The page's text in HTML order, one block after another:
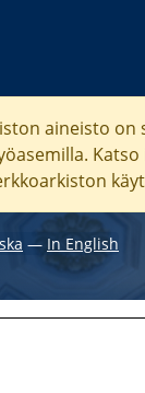
aineisto on
Katso
― In English